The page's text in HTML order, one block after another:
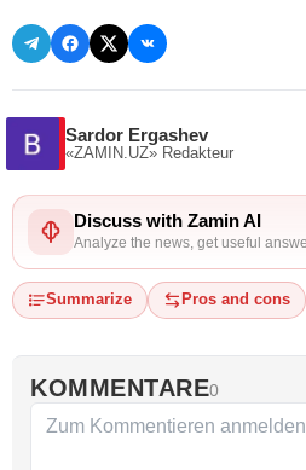
Sardor Ergashev
«ZAMIN.UZ» Redakteur
Discuss with Zamin AI
Analyze the news, get useful
Summarize Pros and cons
KOMMENTARE0